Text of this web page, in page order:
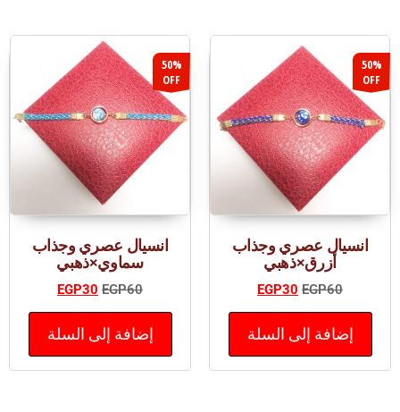
50%
OFF
انسيال عصري وجذاب
أزرق×ذهبي
EGP60
EGP30
إضافة إلى السلة
50%
OFF
انسيال عصري وجذاب
سماوي×ذهبي
EGP60
EGP30
إضافة إلى السلة